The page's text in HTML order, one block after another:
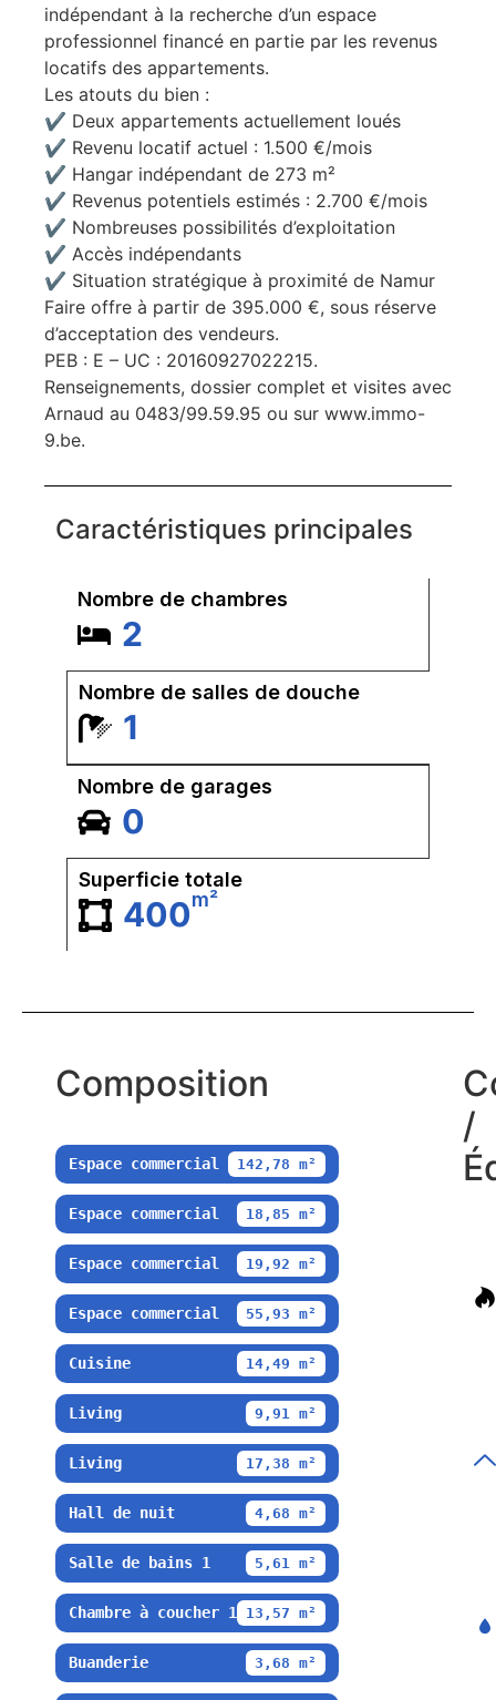
indépendant à la recherche d’un espace
professionnel financé en partie par les revenus
locatifs des appartements.
Les atouts du bien :
✔ Deux appartements actuellement loués
✔ Revenu locatif actuel : 1.500 €/mois
✔ Hangar indépendant de 273 m²
✔ Revenus potentiels estimés : 2.700 €/mois
✔ Nombreuses possibilités d’exploitation
✔ Accès indépendants
✔ Situation stratégique à proximité de Namur
Faire offre à partir de 395.000 €, sous réserve
d’acceptation des vendeurs.
PEB : E – UC : 20160927022215.
Renseignements, dossier complet et visites avec
Arnaud au 0483/99.59.95 ou sur www.immo-
9.be.
Caractéristiques principales
Nombre de chambres
2
Nombre de salles de douche
1
Nombre de garages
0
Superficie totale
400m²
Composition
Espace commercial 142,78 m²
Espace commercial 18,85 m²
Espace commercial 19,92 m²
Espace commercial 55,93 m²
Cuisine 14,49 m²
Living 9,91 m²
Living 17,38 m²
Hall de nuit 4,68 m²
Salle de bains 1 5,61 m²
Chambre à coucher 1 13,57 m²
Buanderie 3,68 m²
/